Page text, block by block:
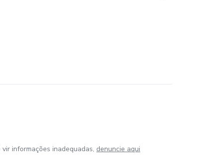
informações inadequadas, denuncie aqui